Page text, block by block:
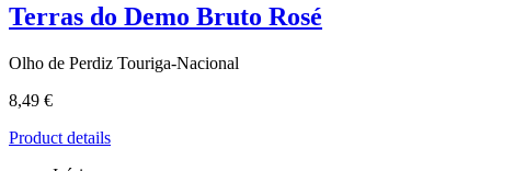
Terras do Demo Bruto Rosé
Olho de Perdiz Touriga-Nacional
8,49 €
Product details